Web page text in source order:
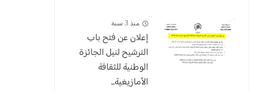
منذ 3 سنة
إعلان عن فتح باب
الترشيح لنيل الجائزة
الوطنية للثقافة
الأمازيغية...